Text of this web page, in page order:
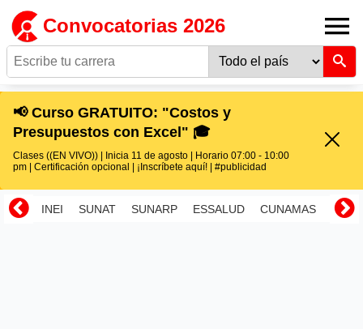
Convocatorias 2026
📢 Curso GRATUITO: "Costos y
Presupuestos con Excel" 🎓
Clases ((EN VIVO)) | Inicia 11 de agosto | Horario 07:00 - 10:00
pm | Certificación opcional | ¡Inscríbete aquí! | #publicidad
INEI SUNAT SUNARP ESSALUD CUNAMAS